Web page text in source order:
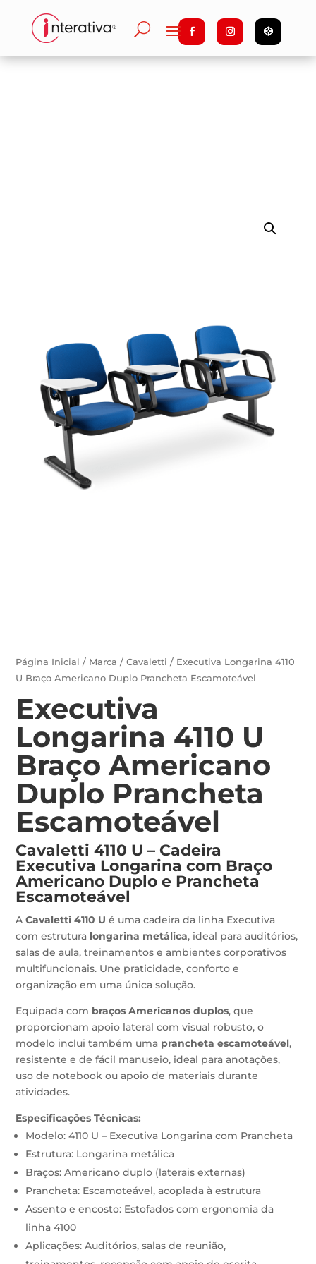
Página Inicial / Marca /Cavaletti / Executiva Longarina 4110
U Braço Americano Duplo Prancheta Escamoteável
Executiva
Longarina 4110 U
Braço Americano
Duplo Prancheta
Escamoteável
Cavaletti 4110 U – Cadeira
Executiva Longarina com Braço
Americano Duplo e Prancheta
Escamoteável
ACavaletti 4110 U é uma cadeira da linha Executiva
com estrutura longarina metálica, ideal para auditórios,
salas de aula, treinamentos e ambientes corporativos
multifuncionais. Une praticidade, conforto e
organização em uma única solução.
Equipada com braços Americanos duplos, que
proporcionam apoio lateral com visual robusto, o
modelo inclui também uma prancheta escamoteável,
resistente e de fácil manuseio, ideal para anotações,
uso de notebook ou apoio de materiais durante
atividades.
Especificações Técnicas:
Modelo: 4110 U – Executiva Longarina com Prancheta
Estrutura: Longarina metálica
Braços: Americano duplo (laterais externas)
Prancheta: Escamoteável, acoplada à estrutura
Assento e encosto: Estofados com ergonomia da
linha 4100
Aplicações: Auditórios, salas de reunião,